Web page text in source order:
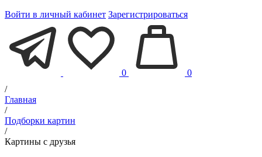
Войти в личный кабинет Зарегистрироваться
0
0
/
Главная
/
Подборки картин
/
Картины с друзья